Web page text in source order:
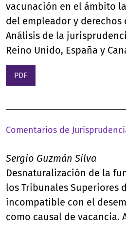
vacunación en el ámbito
del empleador y derechos
Análisis de la
Reino Unido, España y
PDF
Comentarios de
Sergio Guzmán Silva
Desnaturalización de la
los Tribunales Superiores
incompatible con el
como causal de vacancia.